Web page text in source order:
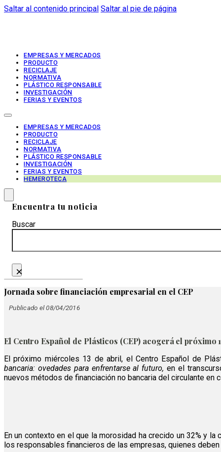
Saltar al contenido principal Saltar al pie de página
EMPRESAS Y MERCADOS
PRODUCTO
RECICLAJE
NORMATIVA
PLÁSTICO RESPONSABLE
INVESTIGACIÓN
FERIAS Y EVENTOS
EMPRESAS Y MERCADOS
PRODUCTO
RECICLAJE
NORMATIVA
PLÁSTICO RESPONSABLE
INVESTIGACIÓN
FERIAS Y EVENTOS
HEMEROTECA
Encuentra tu noticia
Buscar
×
Jornada sobre financiación empresarial en el CEP
Publicado el 08/04/2016
El Centro Español de Plásticos (CEP) acogerá el
El próximo miércoles 13 de abril, el Centro Español de
bancaria: ovedades para enfrentarse al futuro, en el
nuevos métodos de financiación no bancaria del circulante en
En un contexto en el que la morosidad ha crecido un 32% y
los responsables financieros de las empresas, quienes